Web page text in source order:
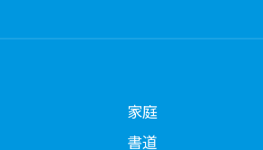
家庭
書道